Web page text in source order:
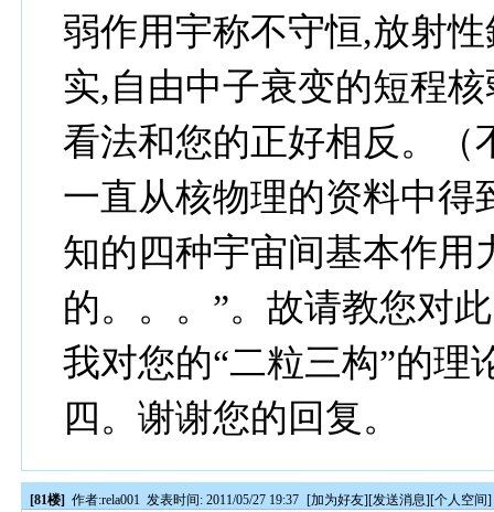
弱作用宇称不守恒,放射
实,自由中子衰变的短程
看法和您的正好相反。（
一直从核物理的资料中得
知的四种宇宙间基本作用
的。。。”。故请教您对
我对您的“二粒三构”的理
四。谢谢您的回复。
[81楼] 作者:rela001 发表时间: 2011/05/27 19:37 [加为好友][发送消息][个人空间]